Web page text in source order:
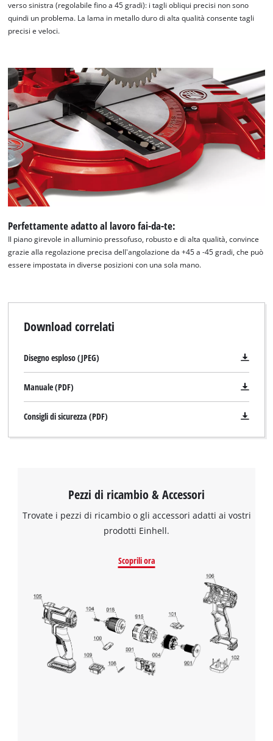
verso sinistra (regolabile fino a 45 gradi): i tagli obliqui precisi non sono
quindi un problema. La lama in metallo duro di alta qualità consente tagli
precisi e veloci.
Perfettamente adatto al lavoro fai-da-te:
Il piano girevole in alluminio pressofuso, robusto e di alta qualità, convince
grazie alla regolazione precisa dell'angolazione da +45 a -45 gradi, che può
essere impostata in diverse posizioni con una sola mano.
Download correlati
Disegno esploso (JPEG)
Manuale (PDF)
Consigli di sicurezza (PDF)
Pezzi di ricambio & Accessori
Trovate i pezzi di ricambio o gli accessori adatti ai vostri
prodotti Einhell.
Scoprili ora